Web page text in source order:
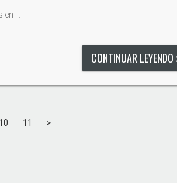
en …
CONTINUAR LEYENDO
10 11 >